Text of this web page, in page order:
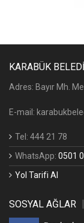
KARABÜK
Adres: Bayır Mh.
E-mail:
Tel: 444 21 78
WhatsApp: 0501
Yol Tarifi Al
SOSYAL AĞLAR